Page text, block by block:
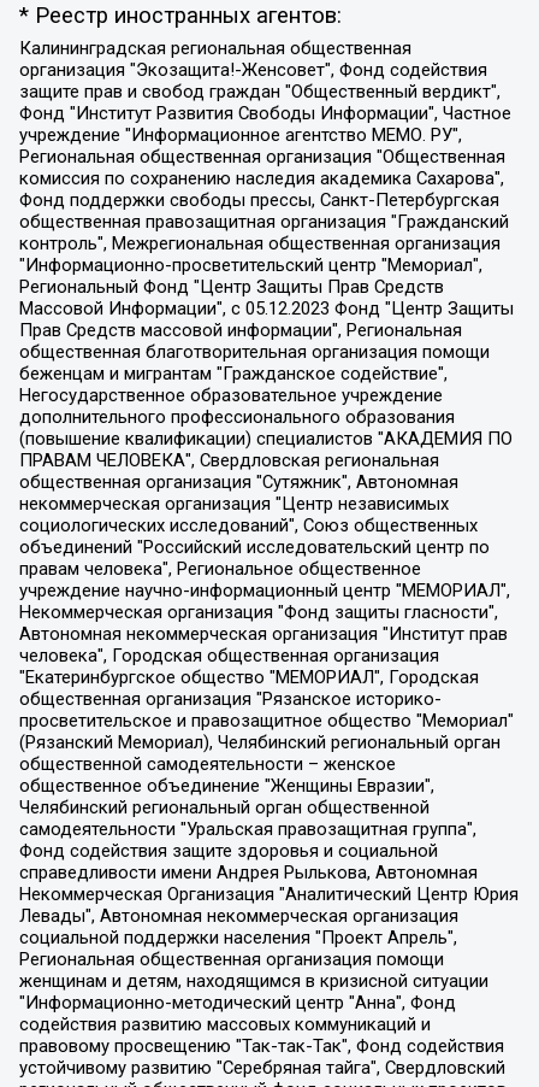
* Реестр иностранных агентов:
Калининградская региональная общественная организация "Экозащита!-Женсовет", Фонд содействия защите прав и свобод граждан "Общественный вердикт", Фонд "Институт Развития Свободы Информации", Частное учреждение "Информационное агентство МЕМО. РУ", Региональная общественная организация "Общественная комиссия по сохранению наследия академика Сахарова", Фонд поддержки свободы прессы, Санкт-Петербургская общественная правозащитная организация "Гражданский контроль", Межрегиональная общественная организация "Информационно-просветительский центр "Мемориал", Региональный Фонд "Центр Защиты Прав Средств Массовой Информации", с 05.12.2023 Фонд "Центр Защиты Прав Средств массовой информации", Региональная общественная благотворительная организация помощи беженцам и мигрантам "Гражданское содействие", Негосударственное образовательное учреждение дополнительного профессионального образования (повышение квалификации) специалистов "АКАДЕМИЯ ПО ПРАВАМ ЧЕЛОВЕКА", Свердловская региональная общественная организация "Сутяжник", Автономная некоммерческая организация "Центр независимых социологических исследований", Союз общественных объединений "Российский исследовательский центр по правам человека", Региональное общественное учреждение научно-информационный центр "МЕМОРИАЛ", Некоммерческая организация "Фонд защиты гласности", Автономная некоммерческая организация "Институт прав человека", Городская общественная организация "Екатеринбургское общество "МЕМОРИАЛ", Городская общественная организация "Рязанское историко-просветительское и правозащитное общество "Мемориал" (Рязанский Мемориал), Челябинский региональный орган общественной самодеятельности – женское общественное объединение "Женщины Евразии", Челябинский региональный орган общественной самодеятельности "Уральская правозащитная группа", Фонд содействия защите здоровья и социальной справедливости имени Андрея Рылькова, Автономная Некоммерческая Организация "Аналитический Центр Юрия Левады", Автономная некоммерческая организация социальной поддержки населения "Проект Апрель", Региональная общественная организация помощи женщинам и детям, находящимся в кризисной ситуации "Информационно-методический центр "Анна", Фонд содействия развитию массовых коммуникаций и правовому просвещению "Так-так-Так", Фонд содействия устойчивому развитию "Серебряная тайга", Свердловский региональный общественный фонд социальных проектов "Новое время", "Idel.Реалии", Кавказ.Реалии, Крым.Реалии, Телеканал Настоящее Время, Татаро-башкирская служба Радио Свобода (Azatliq Radiosi), Радио Свободная Европа/Радио Свобода (PCE/PC), "Сибирь.Реалии", "Фактограф", Благотворительный фонд помощи осужденным и их семьям, Автономная некоммерческая организация "Институт глобализации и социальных движений", Фонд "В защиту прав заключенных", Частное учреждение "Центр поддержки и содействия развитию средств массовой информации", Пензенский региональный общественный благотворительный фонд "Гражданский союз", "Север.Реалии", Некоммерческая организация Фонд "Правовая инициатива", Общество с ограниченной ответственностью "Радио Свободная Европа/Радио Свобода", Чешское информационное агентство "MEDIUM-ORIENT", Красноярская региональная общественная организация "Мы против СПИДа", Камалягин Денис Николаевич, Маркелов Сергей Евгеньевич, Пономарев Лев Александрович, Савицкая Людмила Алексеевна, Автономная некоммерческая организация "Центр по работе с проблемой насилия "НАСИЛИЮ.НЕТ", Межрегиональный профессиональный союз работников здравоохранения "Альянс врачей", Юридическое лицо, зарегистрированное в Латвийской Республике, SIA "Medusa Project" (регистрационный номер 40103797863, дата регистрации 10.06.2014), Некоммерческая организация "Фонд по борьбе с коррупцией", Автономная некоммерческая организация "Институт права и публичной политики", Баданин Роман Сергеевич, Гликин Максим Александрович, Железнова Мария Михайловна, Лукьянова Юлия Сергеевна, Маетная Елизавета Витальевна, Маняхин Петр Борисович, Чуракова Ольга Владимировна, Ярош Юлия Петровна, Юридическое лицо "The Insider SIA", зарегистрированное в Риге, Латвийская Республика (дата регистрации 26.06.2015), являющееся администратором доменного имени интернет-издания "The Insider SIA", https://theins.ru, Постернак Алексей Евгеньевич, Рубин Михаил Аркадьевич, Анин Роман Александрович, Юридическое лицо Istories fonds, зарегистрированное в Латвийской Республике (регистрационный номер 50008295751, дата регистрации 24.02.2020), Великовский Дмитрий Александрович, Долинина Ирина Николаевна, Мароховская Алеся Алексеевна, Шлейнов Роман Юрьевич, Шмагун Олеся Валентиновна, Общество с ограниченной ответственностью "Альтаир 2021", Общество с ограниченной ответственностью "Вега 2021", Общество с ограниченной ответственностью "Главный редактор 2021", Общество с ограниченной ответственностью "Ромашки монолит", Важенков Артем Валерьевич, Ивановская областная общественная организация "Центр гендерных исследований", Гурман Юрий Альбертович, Медиапроект "ОВД-Инфо", Егоров Владимир Владимирович, Жилинский Владимир Александрович, Общество с ограниченной ответственностью "ЗП", Иванова София Юрьевна, Карезина Инна Павловна, Кильтау Екатерина Викторовна, Петров Алексей Викторович, Пискунов Сергей Евгеньевич, Смирнов Сергей Сергеевич, Тихонов Михаил Сергеевич, Общество с ограниченной ответственностью "ЖУРНАЛИСТ-ИНОСТРАННЫЙ АГЕНТ", Арапова Галина Юрьевна, Вольтская Татьяна Анатольевна, Американская компания "Mason G.E.S. Anonymous Foundation" (США), являющаяся владельцем интернет-издания https://mnews.world/, Компания "Stichting Bellingcat", зарегистрированная в Нидерландах (дата регистрации 11.07.2018), Захаров Андрей Вячеславович, Клепиковская Екатерина Дмитриевна, Общество с ограниченной ответственностью "МЕМО", Перл Роман Александрович, Симонов Евгений Алексеевич, Соловьева Елена Анатольевна, Сотников Даниил Владимирович, Сурначева Елизавета Дмитриевна, Автономная некоммерческая организация по защите прав человека и информированию населения "Якутия – Наше Мнение", Общество с ограниченной ответственностью "Москоу диджитал медиа", с 26.01.2023 Общество с ограниченной ответственностью "Чайка Белые сады", Ветошкина Валерия Валерьевна, Заговора Максим Александрович, Межрегиональное общественное движение "Российская ЛГБТ - сеть", Оленичев Максим Владимирович, Павлов Иван Юрьевич, Скворцова Елена Сергеевна, Общество с ограниченной ответственностью "Как бы инагент", Кочетков Игорь Викторович, Общество с ограниченной ответственностью "Честные выборы", Еланчик Олег Александрович, Общество с ограниченной ответственностью "Нобелевский призыв", Гималова Регина Эмилевна, Григорьев Андрей Валерьевич, Григорьева Алина Александровна, Ассоциация по содействию защите прав призывников, альтернативнослужащих и военнослужащих "Правозащитная группа "Гражданин.Армия.Право", Хисамова Регина Фаритовна, Автономная некоммерческая организация по реализации социально-правовых программ "Лилит", Дальневосточное общественное движение "Маяк", Санкт-Петербургская ЛГБТ-инициативная группа "Выход", Инициативная группа ЛГБТ+ "Реверс", Алексеев Андрей Викторович, Бекбулатова Таисия Львовна, Беляев Иван Михайлович, Владыкина Елена Сергеевна, Гельман Марат Александрович, Никульшина Вероника Юрьевна, Толоконникова Надежда Андреевна, Шендерович Виктор Анатольевич, Общество с ограниченной ответственностью "Данное сообщение", Общество с ограниченной ответственностью Издательский дом "Новая глава", Айнбиндер Александра Александровна, Московский комьюнити-центр для ЛГБТ+инициатив, Благотворительный фонд развития филантропии, Deutsche Welle (Германия, Kurt-Schumacher-Strasse 3, 53113 Bonn), Борзунова Мария Михайловна, Воробьев Виктор Викторович, Голубева Анна Львовна, Константинова Алла Михайловна, Малкова Ирина Владимировна, Мурадов Мурад Абдулгалимович, Осетинская Елизавета Николаевна, Понасенков Евгений Николаевич, Ганапольский Матвей Юрьевич, Киселев Евгений Алексеевич, Борухович Ирина Григорьевна, Дремин Иван Тимофеевич, Дубровский Дмитрий Викторович, Красноярская региональная общественная организация поддержки и развития альтернативных образовательных технологий и межкультурных коммуникаций "ИНТЕРРА", Маяковская Екатерина Алексеевна, Фейгин Марк Захарович, Филимонов Андрей Викторович, Дзугкоева Регина Николаевна, Доброхотов Роман Александрович, Дудь Юрий Александрович, Елкин Сергей Владимирович, Кругликов Кирилл Игоревич, Сабунаева Мария Леонидовна, Семенов Алексей Владимирович, Шаинян Карен Багратович, Шульман Екатерина Михайловна, Асафьев Артур Валерьевич, Вахштайн Виктор Семенович, Венедиктов Алексей Алексеевич, Лушникова Екатерина Евгеньевна, Волков Леонид Михайлович, Невзоров Александр Глебович, Пархоменко Сергей Борисович, Сироткин Ярослав Николаевич, Кара-Мурза Владимир Владимирович, Баранова Наталья Владимировна, Гозман Леонид Яковлевич, Кагарлицкий Борис Юльевич, Климарев Михаил Валерьевич, Милов Владимир Станиславович, Автономная некоммерческая организация Краснодарский центр современного искусства "Типография", Моргенштерн Алишер Тагирович, Соболь Любовь Эдуардовна, Общество с ограниченной ответственностью "ЛИЗА НОРМ", Каспаров Гарри Кимович, Ходорковский Михаил Борисович, Общество с ограниченной ответственностью "Апрельские тезисы", Данилович Ирина Брониславовна, Кашин Олег Владимирович, Петров Николай Владимирович, Пивоваров Алексей Владимирович, Соколов Михаил Владимирович, Цветкова Юлия Владимировна, Чичваркин Евгений Александрович, Комитет против пыток/Команда против пыток, Общество с ограниченной ответственностью "Первый научный", Общество с ограниченной ответственностью "Вертолет и ко", Белоцерковская Вероника Борисовна, Кац Максим Евгеньевич, Лазарева Татьяна Юрьевна, Шаведдинов Руслан Табризович, Яшин Илья Валерьевич, Общество с ограниченной ответственностью "Иноагент ААВ", Алешковский Дмитрий Петрович, Альбац Евгения Марковна, Быков Дмитрий Львович, Галямина Юлия Евгеньевна, Лойко Сергей Леонидович, Мартынов Кирилл Константинович, Медведев Сергей Александрович, Крашенинников Федор Геннадиевич, Гордеева Катерина Вл